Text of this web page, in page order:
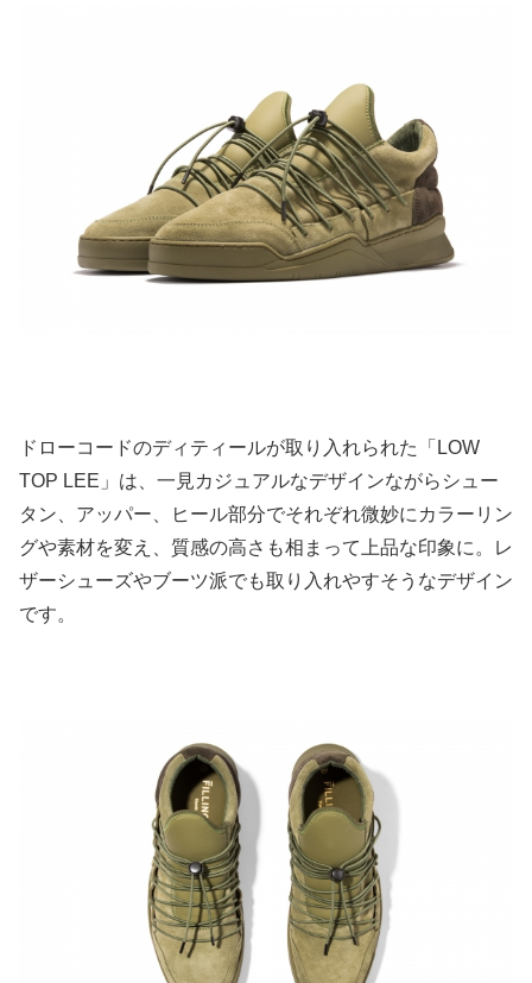
ドローコードのディティールが取り入れられた「LOW
TOP LEE」は、一見カジュアルなデザインながらシュー
タン、アッパー、ヒール部分でそれぞれ微妙にカラーリン
グや素材を変え、質感の高さも相まって上品な印象に。レ
ザーシューズやブーツ派でも取り入れやすそうなデザイン
です。